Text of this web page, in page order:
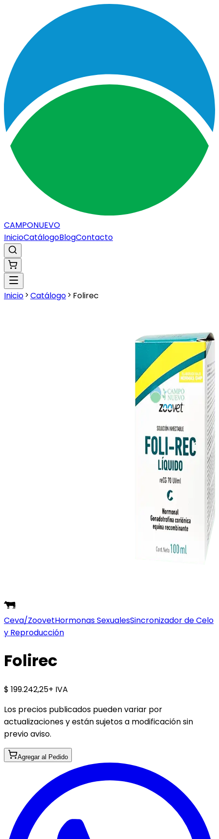
CAMPONUEVO
InicioCatálogoBlogContacto
Inicio Catálogo Folirec
Ceva/ZoovetHormonas SexualesSincronizador de Celo
y Reproducción
Folirec
$ 199.242,25+ IVA
Los precios publicados pueden variar por
actualizaciones y están sujetos a modificación sin
previo aviso.
Agregar al Pedido